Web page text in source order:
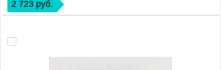
2 723 руб.